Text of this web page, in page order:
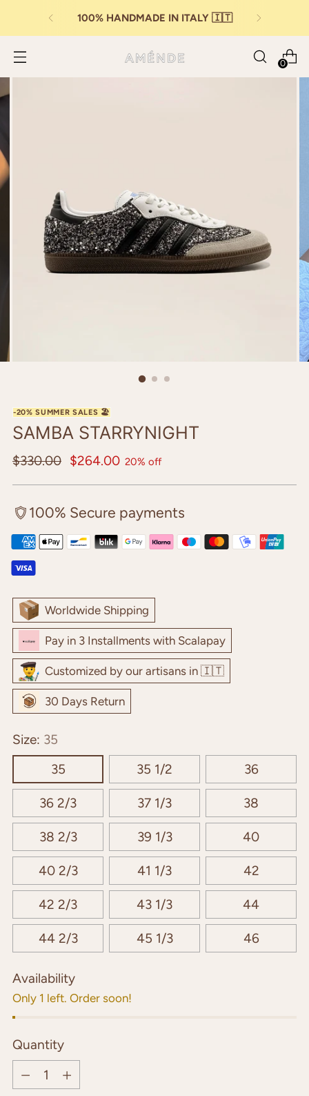
0
100% HANDMADE IN ITALY 🇮🇹
SAMBA STARRYNIGHT
Regular
$330.00 $264.00 20% off
100% Secure payments
Worldwide Shipping
Pay in 3 Installments with Scalapay
Customized by our artisans in 🇮🇹
30 Days Return
Size: 35
35
35 1/2 36
36 2/3 37 1/3 38
38 2/3 39 1/3 40
40 2/3 41 1/3 42
42 2/3 43 1/3 44
44 2/3 45 1/3 46
Availability
Only 1 left. Order soon!
Quantity
Quantity